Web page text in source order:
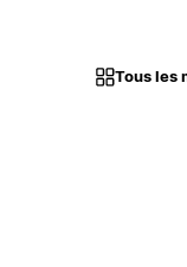
Tous les